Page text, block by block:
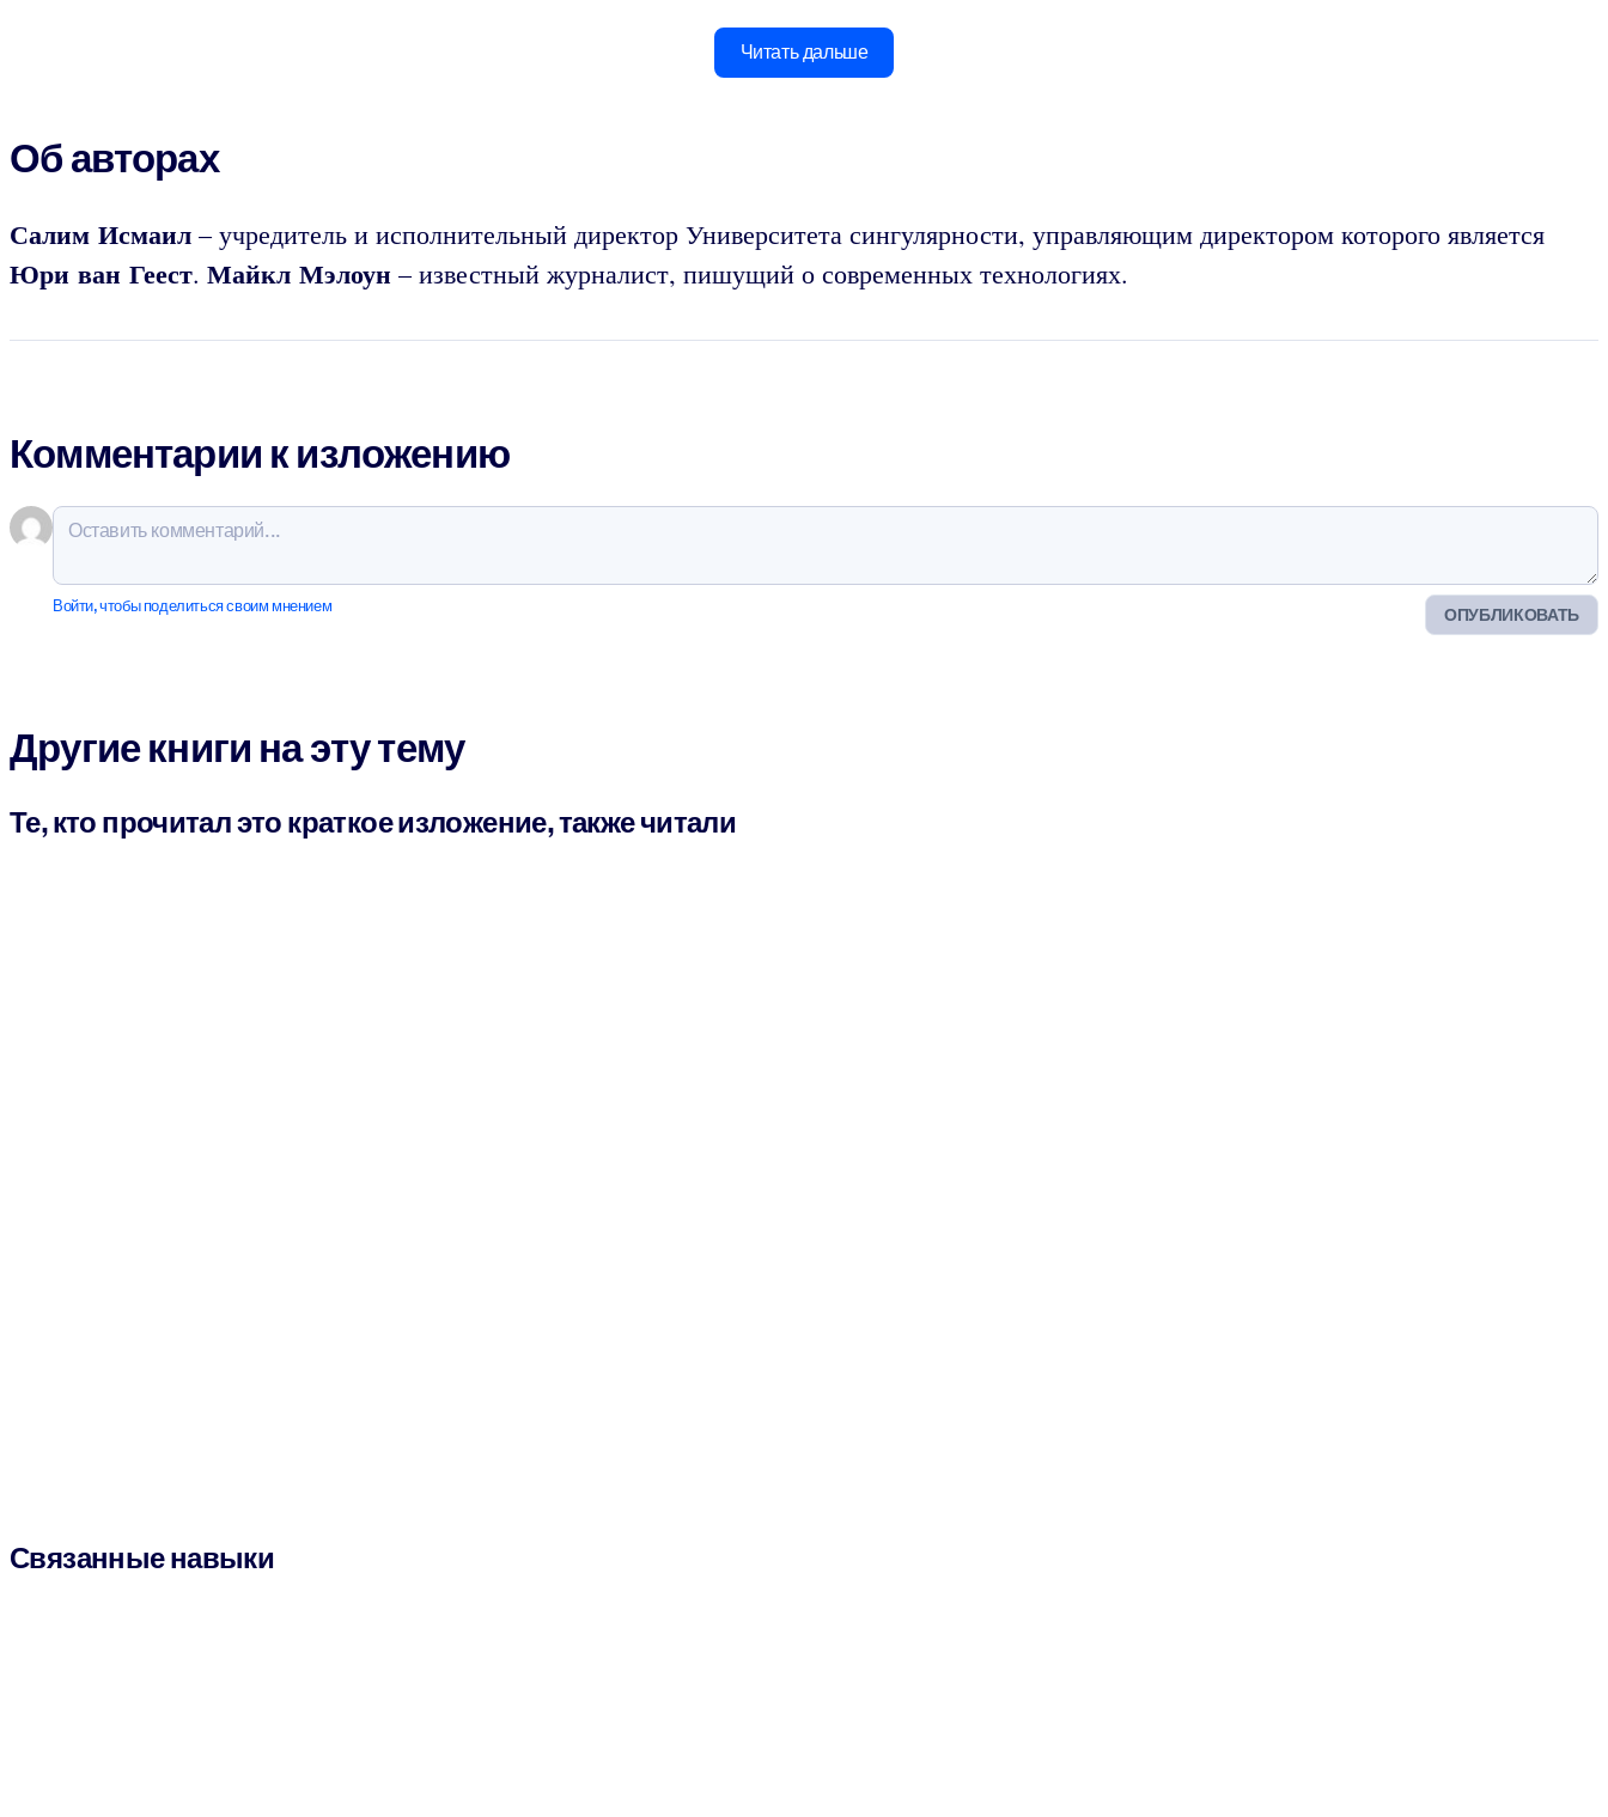
Читать дальше
Об авторах
Салим Исмаил – учредитель и исполнительный директор Университета сингулярности, управляющим директором которого является
Юри ван Геест. Майкл Мэлоун – известный журналист, пишущий о современных технологиях.
Комментарии к изложению
ОПУБЛИКОВАТЬ
Войти, чтобы поделиться своим мнением
Другие книги на эту тему
Те, кто прочитал это краткое изложение, также читали
Связанные навыки